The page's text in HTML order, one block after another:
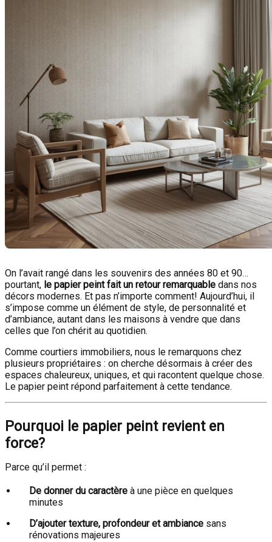
On l’avait rangé dans les souvenirs des années 80 et 90…
pourtant, le papier peint fait un retour remarquable dans nos
décors modernes. Et pas n’importe comment! Aujourd’hui, il
s’impose comme un élément de style, de personnalité et
d’ambiance, autant dans les maisons à vendre que dans
celles que l’on chérit au quotidien.
Comme courtiers immobiliers, nous le remarquons chez
plusieurs propriétaires : on cherche désormais à créer des
espaces chaleureux, uniques, et qui racontent quelque chose.
Le papier peint répond parfaitement à cette tendance.
Pourquoi le papier peint revient en
force?
Parce qu’il permet :
De donner du caractère à une pièce en quelques
minutes
D’ajouter texture, profondeur et ambiance sans
rénovations majeures